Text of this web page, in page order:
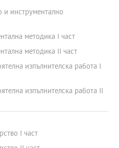
и инструментално
методика I част
методика II част
изпълнителска работа І
изпълнителска работа ІІ
I част